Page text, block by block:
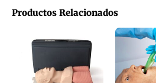
Productos Relacionados